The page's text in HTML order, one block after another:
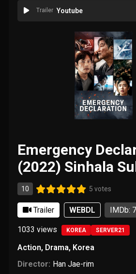
Trailer Youtube
Emergency
(2022) Sinhala
10 5 votes
Trailer WEBDL IMDb:
1033 views KOREA SERVER21
Action, Drama, Korea
Director: Han Jae-rim